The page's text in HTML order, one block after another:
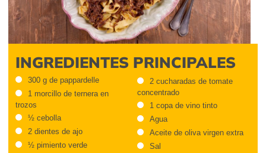
Previous
INGREDIENTES PRINCIPALES
300 g de pappardelle
1 morcillo de ternera en
trozos
½ cebolla
2 dientes de ajo
½ pimiento verde
2 cucharadas de tomate
concentrado
1 copa de vino tinto
Agua
Aceite de oliva virgen extra
Sal